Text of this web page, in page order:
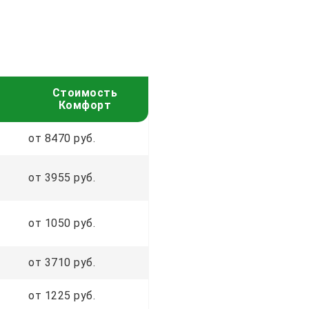
Стоимость
Комфорт
от 8470 руб.
от 3955 руб.
от 1050 руб.
от 3710 руб.
от 1225 руб.